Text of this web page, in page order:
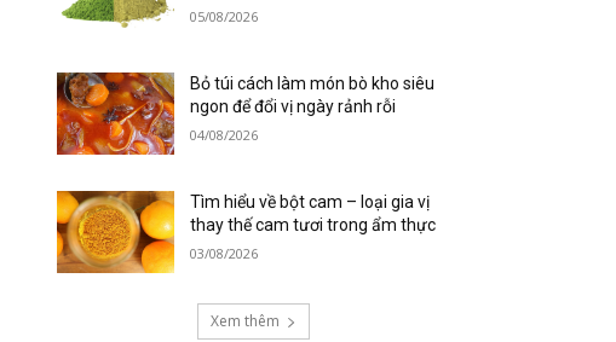
05/08/2026
Bỏ túi cách làm món bò kho siêu
ngon để đổi vị ngày rảnh rỗi
04/08/2026
Tìm hiểu về bột cam – loại gia vị
thay thế cam tươi trong ẩm thực
03/08/2026
Xem thêm